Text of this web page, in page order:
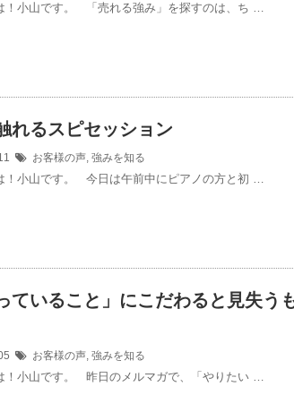
！小山です。 「売れる強み」を探すのは、ち …
れるスピセッション
お客様の声, 強みを知る
！小山です。 今日は午前中にピアノの方と初 …
ていること」にこだわると見失う
お客様の声, 強みを知る
！小山です。 昨日のメルマガで、「やりたい …